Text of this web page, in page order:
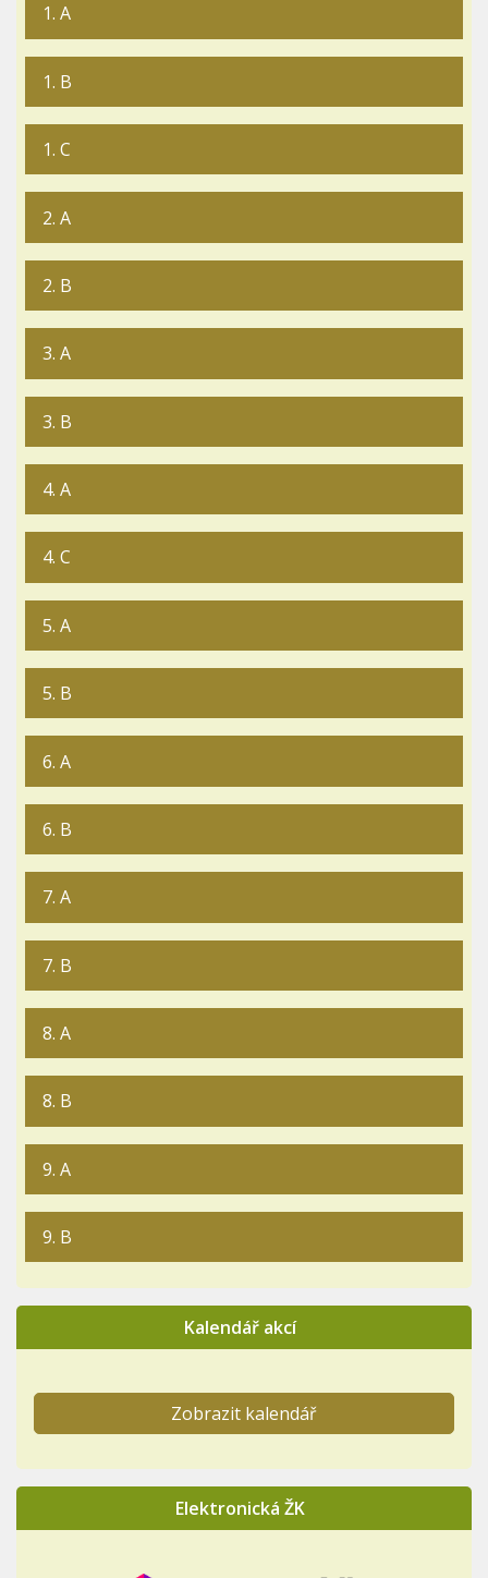
1. A
1. B
1. C
2. A
2. B
3. A
3. B
4. A
4. C
5. A
5. B
6. A
6. B
7. A
7. B
8. A
8. B
9. A
9. B
Kalendář akcí
Zobrazit kalendář
Elektronická ŽK